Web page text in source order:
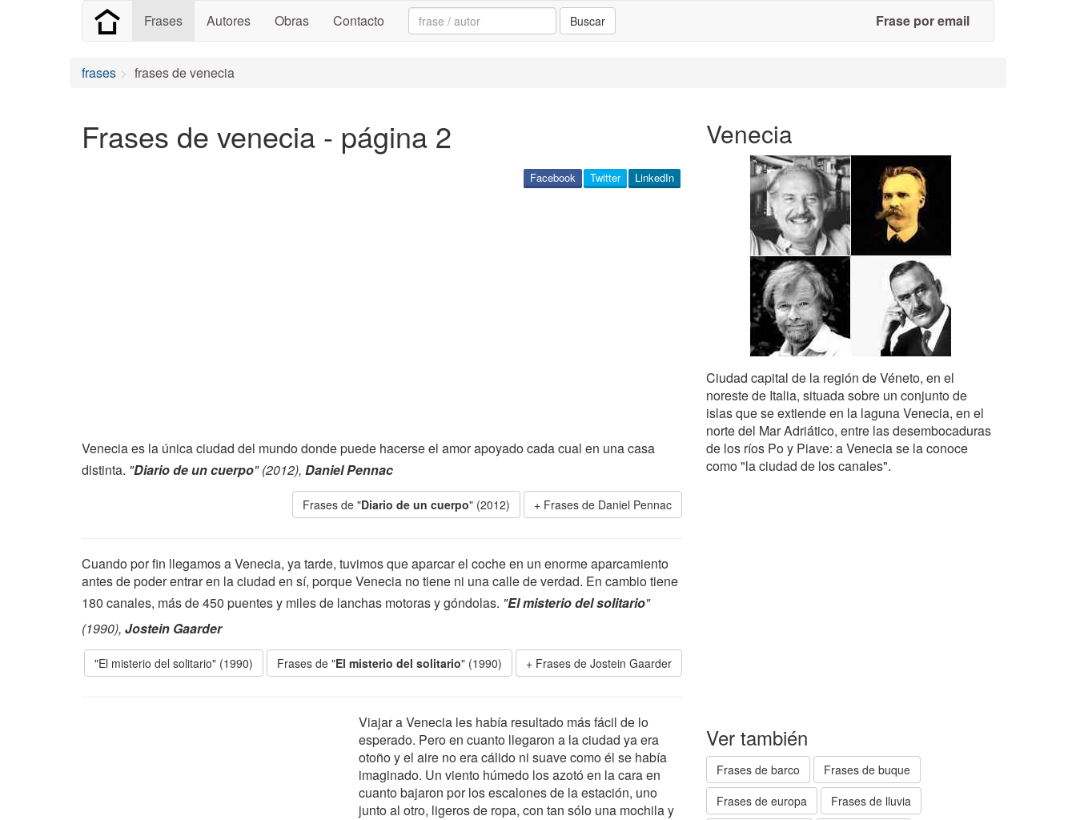
Frases Autores Obras Contacto Search: Buscar Frase por email
frases frases de venecia
Frases de venecia - página 2
LinkedIn
Twitter
Facebook
Venecia es la única ciudad del mundo donde puede hacerse el amor apoyado cada cual en una casa
distinta. "Diario de un cuerpo" (2012), Daniel Pennac
Frases de "Diario de un cuerpo" (2012) Frases de Daniel Pennac
Cuando por fin llegamos a Venecia, ya tarde, tuvimos que aparcar el coche en un enorme aparcamiento
antes de poder entrar en la ciudad en sí, porque Venecia no tiene ni una calle de verdad. En cambio tiene
180 canales, más de 450 puentes y miles de lanchas motoras y góndolas. "El misterio del solitario"
(1990), Jostein Gaarder
"El misterio del solitario" (1990) Frases de "El misterio del solitario" (1990) Frases de Jostein Gaarder
Viajar a Venecia les había resultado más fácil de lo
esperado. Pero en cuanto llegaron a la ciudad ya era
otoño y el aire no era cálido ni suave como él se había
imaginado. Un viento húmedo los azotó en la cara en
cuanto bajaron por los escalones de la estación, uno
junto al otro, ligeros de ropa, con tan sólo una mochila y
Venecia
Ciudad capital de la región de Véneto, en el
noreste de Italia, situada sobre un conjunto de
islas que se extiende en la laguna Venecia, en el
norte del Mar Adriático, entre las desembocaduras
de los ríos Po y Piave: a Venecia se la conoce
como "la ciudad de los canales".
Ver también
Frases de barco
Frases de buque
Frases de europa
Frases de lluvia